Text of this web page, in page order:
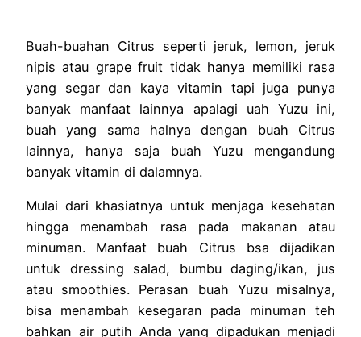
Buah-buahan Citrus seperti jeruk, lemon, jeruk
nipis atau grape fruit tidak hanya memiliki rasa
yang segar dan kaya vitamin tapi juga punya
banyak manfaat lainnya apalagi uah Yuzu ini,
buah yang sama halnya dengan buah Citrus
lainnya, hanya saja buah Yuzu mengandung
banyak vitamin di dalamnya.
Mulai dari khasiatnya untuk menjaga kesehatan
hingga menambah rasa pada makanan atau
minuman. Manfaat buah Citrus bsa dijadikan
untuk dressing salad, bumbu daging/ikan, jus
atau smoothies. Perasan buah Yuzu misalnya,
bisa menambah kesegaran pada minuman teh
bahkan air putih Anda yang dipadukan menjadi